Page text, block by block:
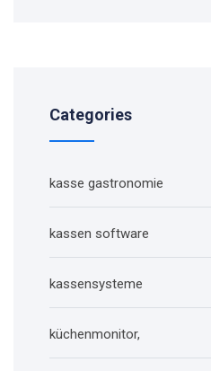
Categories
kasse gastronomie
kassen software
kassensysteme
küchenmonitor,